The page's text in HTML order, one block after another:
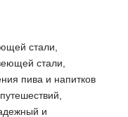
стали,
стали,
пива и напитков
и